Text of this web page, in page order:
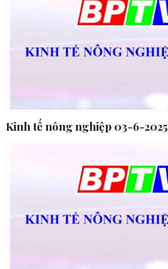
Kinh tế nông nghiệp 03-6-2025